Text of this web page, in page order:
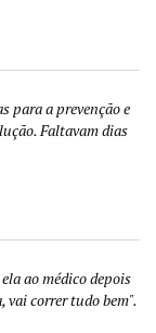
para a prevenção e
Faltavam dias
ao médico depois
vai correr tudo bem".